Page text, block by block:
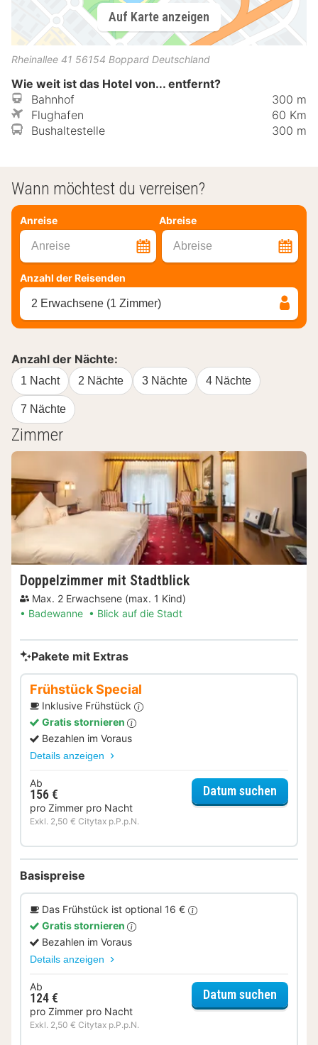
Auf Karte anzeigen
Rheinallee 41 56154 Boppard Deutschland
Wie weit ist das Hotel von... entfernt?
Bahnhof
300 m
Flughafen
60 Km
Bushaltestelle
300 m
Wann möchtest du verreisen?
Anreise Abreise
Anreise Abreise
Anzahl der Reisenden
2 Erwachsene (1 Zimmer)
Anzahl der Nächte:
1 Nacht 2 Nächte 3 Nächte 4 Nächte
7 Nächte
Zimmer
Doppelzimmer mit Stadtblick
Max. 2 Erwachsene (max. 1 Kind)
Badewanne
Blick auf die Stadt
Pakete mit Extras
Frühstück Special
Inklusive Frühstück
Gratis stornieren
Bezahlen im Voraus
Details anzeigen
Ab
156 €
pro Zimmer pro Nacht
Exkl. 2,50 € Citytax p.P.p.N.
Datum suchen
Basispreise
Das Frühstück ist optional 16 €
Gratis stornieren
Bezahlen im Voraus
Details anzeigen
Ab
124 €
pro Zimmer pro Nacht
Exkl. 2,50 € Citytax p.P.p.N.
Datum suchen